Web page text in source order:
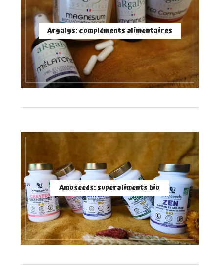
Argalys: compléments alimentaires
Amoseeds: superaliments bio